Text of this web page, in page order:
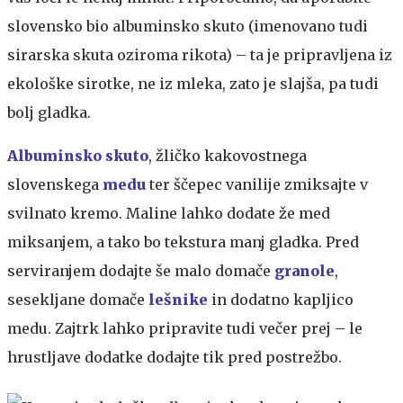
slovensko bio albuminsko skuto (imenovano tudi
sirarska skuta oziroma rikota) – ta je pripravljena iz
ekološke sirotke, ne iz mleka, zato je slajša, pa tudi
bolj gladka.
Albuminsko skuto, žličko kakovostnega
slovenskega medu ter ščepec vanilije zmiksajte v
svilnato kremo. Maline lahko dodate že med
miksanjem, a tako bo tekstura manj gladka. Pred
serviranjem dodajte še malo domače granole,
sesekljane domače lešnike in dodatno kapljico
medu. Zajtrk lahko pripravite tudi večer prej – le
hrustljave dodatke dodajte tik pred postrežbo.